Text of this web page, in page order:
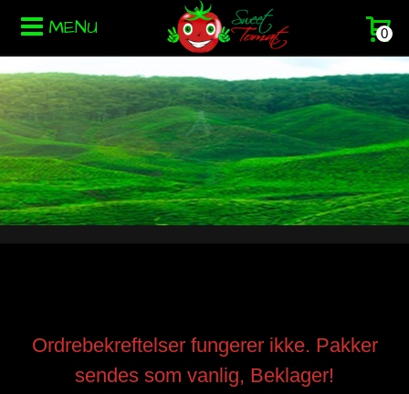
MENU 0
Ordrebekreftelser fungerer ikke. Pakker
sendes som vanlig, Beklager!